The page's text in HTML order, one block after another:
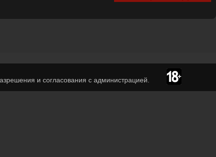
и согласования с администрацией.